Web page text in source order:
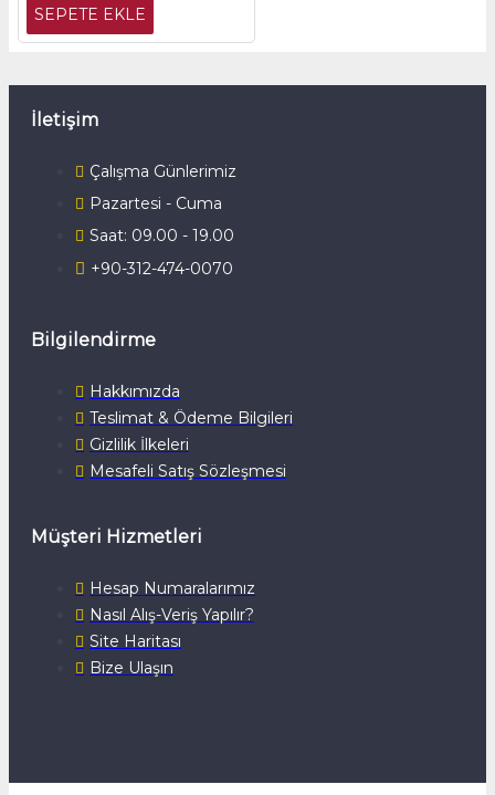
SEPETE EKLE
İletişim
Çalışma Günlerimiz
Pazartesi - Cuma
Saat: 09.00 - 19.00
+90-312-474-0070
Bilgilendirme
Hakkımızda
Teslimat & Ödeme Bilgileri
Gizlilik İlkeleri
Mesafeli Satış Sözleşmesi
Müşteri Hizmetleri
Hesap Numaralarımız
Nasıl Alış-Veriş Yapılır?
Site Haritası
Bize Ulaşın